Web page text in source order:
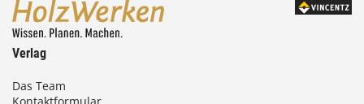
Verlag
Das Team